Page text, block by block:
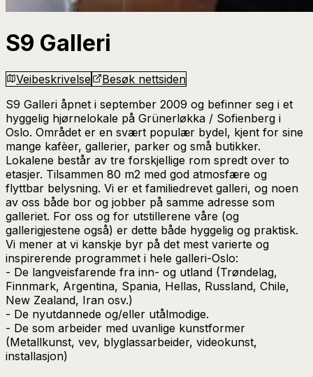
S9 Galleri
Veibeskrivelse
Besøk nettsiden
S9 Galleri åpnet i september 2009 og befinner seg i et
hyggelig hjørnelokale på Grünerløkka / Sofienberg i
Oslo. Området er en svært populær bydel, kjent for sine
mange kafèer, gallerier, parker og små butikker.
Lokalene består av tre forskjellige rom spredt over to
etasjer. Tilsammen 80 m2 med god atmosfære og
flyttbar belysning. Vi er et familiedrevet galleri, og noen
av oss både bor og jobber på samme adresse som
galleriet. For oss og for utstillerene våre (og
gallerigjestene også) er dette både hyggelig og praktisk.
Vi mener at vi kanskje byr på det mest varierte og
inspirerende programmet i hele galleri-Oslo:
- De langveisfarende fra inn- og utland (Trøndelag,
Finnmark, Argentina, Spania, Hellas, Russland, Chile,
New Zealand, Iran osv.)
- De nyutdannede og/eller utålmodige.
- De som arbeider med uvanlige kunstformer
(Metallkunst, vev, blyglassarbeider, videokunst,
installasjon)